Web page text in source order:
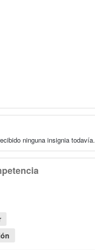
ninguna insignia todavía.